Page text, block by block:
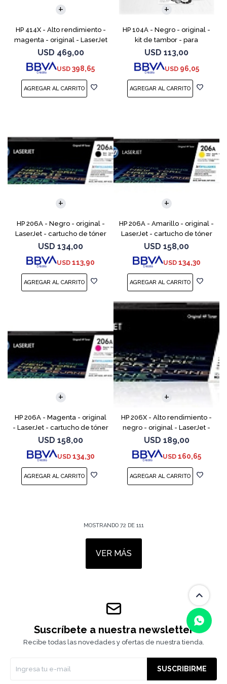
HP 414X - Alto rendimiento -
magenta - original - LaserJet
- cartucho de tóner (W2023X)
- para Color LaserJet
Enterprise M455, M
USD 469,00
USD 398,65
HP 104A - Negro - original -
kit de tambor - para
Neverstop Laser 1000a,
1000n, 1000w, MFP 1200a, MFP
1200n, MFP 1200nw, MFP 120
USD 113,00
USD 96,05
HP 206A - Negro - original -
LaserJet - cartucho de tóner
(W2110A) - para Color
LaserJet Pro M255, M283, MFP
M282, MFP M283
USD 134,00
USD 113,90
HP 206A - Amarillo - original -
LaserJet - cartucho de tóner
(W2112A) - para Color
LaserJet Pro M255, M283, MFP
M282, MFP M283
USD 158,00
USD 134,30
HP 206A - Magenta - original
- LaserJet - cartucho de tóner
(W2113A) - para Color
LaserJet Pro M255, M283, MFP
M282, MFP M283
USD 158,00
USD 134,30
HP 206X - Alto rendimiento -
negro - original - LaserJet -
cartucho de tóner (W2110X) -
para Color LaserJet Pro M255,
M283, MFP
USD 189,00
USD 160,65
MOSTRANDO 72 DE 111
VER MÁS
Suscríbete a nuestra newsletter
Recibe todas las novedades y ofertas de nuestra tienda.
SUSCRIBIRME